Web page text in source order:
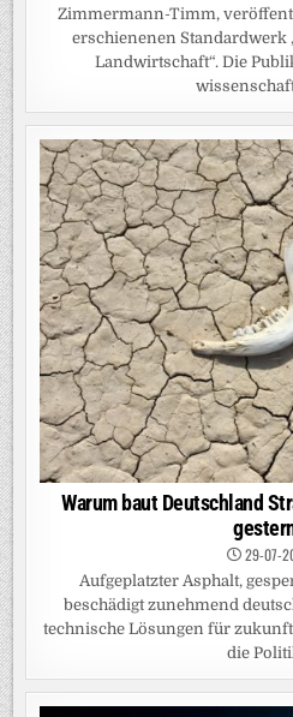
Zimmermann-Timm,
erschienenen Standardwerk
Landwirtschaft“. Die
Warum baut Deutschland
29-07-
Aufgeplatzter Asphalt,
beschädigt zunehmend
technische Lösungen für
die